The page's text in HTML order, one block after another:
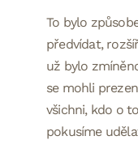
To bylo
předvídat,
už bylo
se mohli
všichni, kdo o
pokusíme